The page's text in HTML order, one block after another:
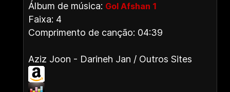
Álbum de música: Gol Afshan 1
Faixa: 4
Comprimento de canção: 04:39
Aziz Joon - Darineh Jan / Outros Sites